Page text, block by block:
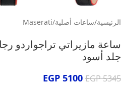
الرئيسية/ساعات أصلية/
Maserati
جلد أسود
EGP5345
EGP 5100